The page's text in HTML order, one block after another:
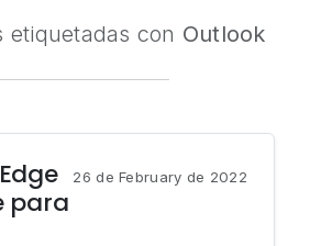
etiquetadas con Outlook
para
26 de February de 2022